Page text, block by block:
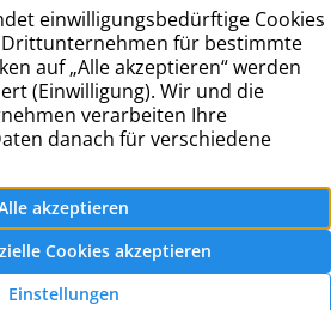
Str. 27
22143
Hamburg
– 677 88 66
info@hug-
rahlstedt.de
• Freitag:
14:00
Dienstag •
Donnerstag:
– 18:00
Hamburg-
|Datenschutz